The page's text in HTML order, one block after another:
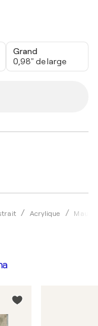
Acrylique
Grand
0,98" de large